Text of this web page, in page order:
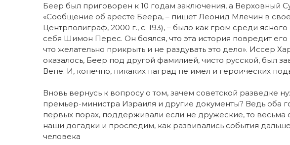
Беер был приговорен к 10 годам заключения, а Верховный
«Сообщение об аресте Беера, – пишет Леонид Млечин в
Центрполиграф, 2000 г., с. 193), – было как гром среди
себя Шимон Перес. Он боялся, что эта история повредит его
что желательно прикрыть и не раздувать это дело». Иссер
оказалось, Беер под другой фамилией, чисто русской, был
Вене. И, конечно, никаких наград не имел и героических
Вновь вернусь к вопросу о том, зачем советской разведке
премьер-министра Израиля и другие документы? Ведь оба
первых порах, поддерживали если не дружеские, то
наши догадки и проследим, как развивались события
человека